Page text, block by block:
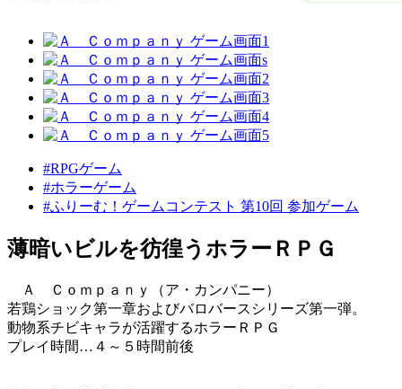
#RPGゲーム
#ホラーゲーム
#ふりーむ！ゲームコンテスト 第10回 参加ゲーム
薄暗いビルを彷徨うホラーＲＰＧ
Ａ Ｃｏｍｐａｎｙ（ア・カンパニー）
若鶏ショック第一章およびバロバースシリーズ第一弾。
動物系チビキャラが活躍するホラーＲＰＧ
プレイ時間…４～５時間前後